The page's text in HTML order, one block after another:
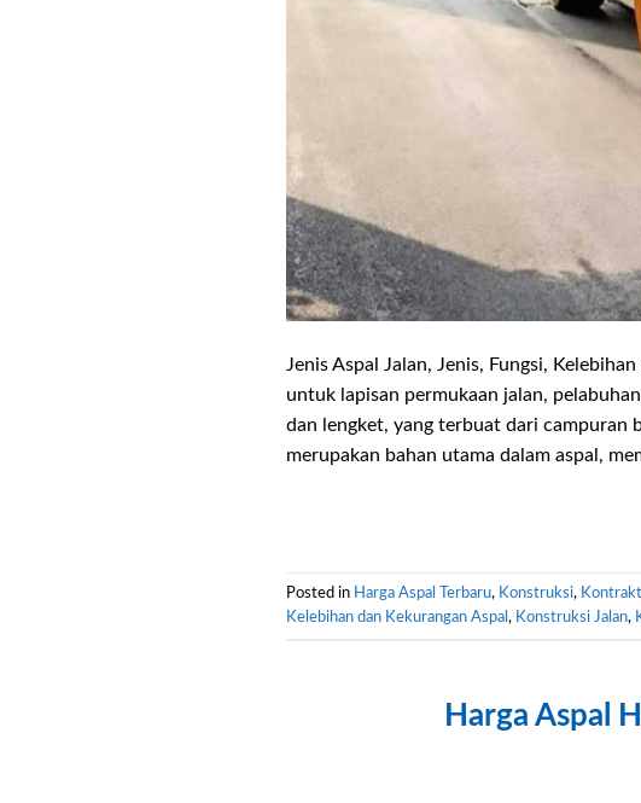
Jenis Aspal Jalan, Jenis, Fungsi,
untuk lapisan permukaan jalan,
dan lengket, yang terbuat dari campuran
merupakan bahan utama dalam aspal,
Posted in Harga Aspal Terbaru, Konstruksi,
Kelebihan dan Kekurangan Aspal , Konstruksi Jalan,
Harga Aspal